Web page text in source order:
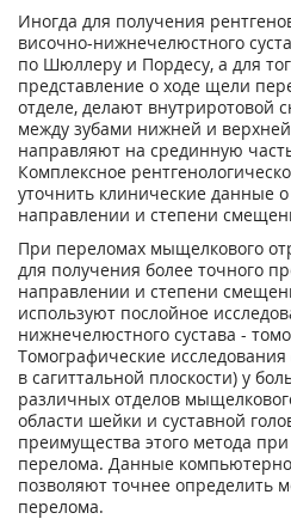
Иногда для получения
височно-нижнечелюстного
по Шюллеру и Пордесу, а для
представление о ходе щели
отделе, делают внутриротовой
между зубами нижней и
направляют на срединную
Комплексное
уточнить клинические данные
направлении и степени
При переломах мыщелкового
для получения более точного
направлении и степени
используют послойное
нижнечелюстного сустава -
Томографические
в сагиттальной плоскости) у
различных отделов
области шейки и суставной
преимущества этого метода
перелома. Данные
позволяют точнее определить
перелома.